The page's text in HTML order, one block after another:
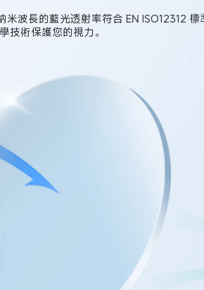
波長的藍光透射率符合 EN ISO12312 標
技術保護您的視力。